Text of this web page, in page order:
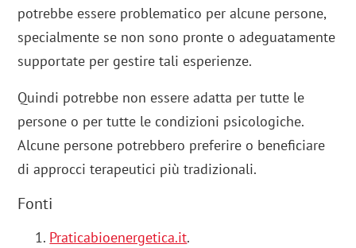
potrebbe essere problematico per alcune persone,
specialmente se non sono pronte o adeguatamente
supportate per gestire tali esperienze.
Quindi potrebbe non essere adatta per tutte le
persone o per tutte le condizioni psicologiche.
Alcune persone potrebbero preferire o beneficiare
di approcci terapeutici più tradizionali.
Fonti
Praticabioenergetica.it.